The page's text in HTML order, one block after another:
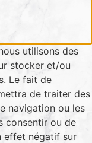
utilisons des
stocker et/ou
Le fait de
de traiter des
navigation ou les
consentir ou de
effet négatif sur